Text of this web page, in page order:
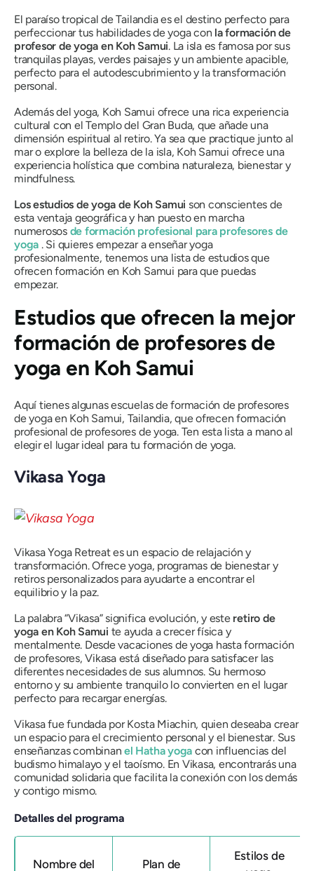
El paraíso tropical de Tailandia es el destino perfecto para
perfeccionar tus habilidades de yoga con la formación de
profesor de yoga en Koh Samui. La isla es famosa por sus
tranquilas playas, verdes paisajes y un ambiente apacible,
perfecto para el autodescubrimiento y la transformación
personal.
Además del yoga, Koh Samui ofrece una rica experiencia
cultural con el Templo del Gran Buda, que añade una
dimensión espiritual al retiro. Ya sea que practique junto al
mar o explore la belleza de la isla, Koh Samui ofrece una
experiencia holística que combina naturaleza, bienestar y
mindfulness.
Los estudios de yoga de Koh Samui son conscientes de
esta ventaja geográfica y han puesto en marcha
numerosos de formación profesional para profesores de
yoga . Si quieres empezar a enseñar yoga
profesionalmente, tenemos una lista de estudios que
ofrecen formación en Koh Samui para que puedas
empezar.
Estudios que ofrecen la mejor
formación de profesores de
yoga en Koh Samui
Aquí tienes algunas escuelas de formación de profesores
de yoga en Koh Samui, Tailandia, que ofrecen formación
profesional de profesores de yoga. Ten esta lista a mano al
elegir el lugar ideal para tu formación de yoga.
Vikasa Yoga
Vikasa Yoga Retreat es un espacio de relajación y
transformación. Ofrece yoga, programas de bienestar y
retiros personalizados para ayudarte a encontrar el
equilibrio y la paz.
La palabra “Vikasa” significa evolución, y este retiro de
yoga en Koh Samui te ayuda a crecer física y
mentalmente. Desde vacaciones de yoga hasta formación
de profesores, Vikasa está diseñado para satisfacer las
diferentes necesidades de sus alumnos. Su hermoso
entorno y su ambiente tranquilo lo convierten en el lugar
perfecto para recargar energías.
Vikasa fue fundada por Kosta Miachin, quien deseaba crear
un espacio para el crecimiento personal y el bienestar. Sus
enseñanzas combinanel Hatha yoga con influencias del
budismo himalayo y el taoísmo. En Vikasa, encontrarás una
comunidad solidaria que facilita la conexión con los demás
y contigo mismo.
Detalles del programa
Nombre del Plan de
Estilos de